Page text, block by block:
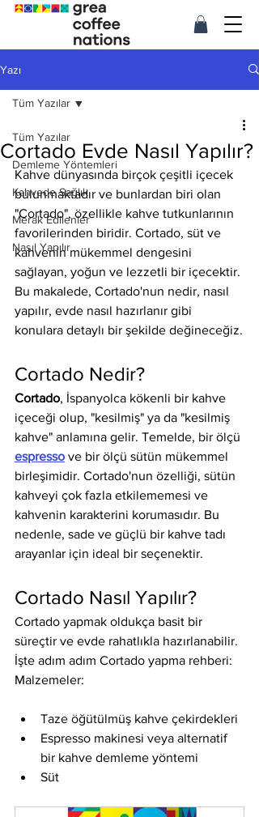
Yazı
Tüm Yazılar
Demleme Yöntemleri
Kahvede Sağlık
Merak Edilenler
Nasıl Yapılır
Tüm Yazılar
Cortado Evde Nasıl Yapılır?
Kahve dünyasında birçok çeşitli içecek
bulunmaktadır ve bunlardan biri olan
"Cortado", özellikle kahve tutkunlarının
favorilerinden biridir. Cortado, süt ve
kahvenin mükemmel dengesini
sağlayan, yoğun ve lezzetli bir içecektir.
Bu makalede, Cortado'nun nedir, nasıl
yapılır, evde nasıl hazırlanır gibi
konulara detaylı bir şekilde değineceğiz.
Cortado Nedir?
Cortado, İspanyolca kökenli bir kahve
içeceği olup, "kesilmiş" ya da "kesilmiş
kahve" anlamına gelir. Temelde, bir ölçü
espresso ve bir ölçü sütün mükemmel
birleşimidir. Cortado'nun özelliği, sütün
kahveyi çok fazla etkilememesi ve
kahvenin karakterini korumasıdır. Bu
nedenle, sade ve güçlü bir kahve tadı
arayanlar için ideal bir seçenektir.
Cortado Nasıl Yapılır?
Cortado yapmak oldukça basit bir
süreçtir ve evde rahatlıkla hazırlanabilir.
İşte adım adım Cortado yapma rehberi:
Malzemeler:
Taze öğütülmüş kahve çekirdekleri
Espresso makinesi veya alternatif
bir kahve demleme yöntemi
Süt